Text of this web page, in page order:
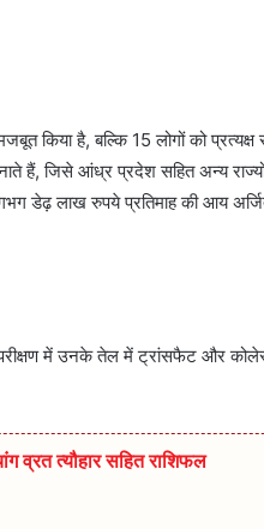
किया है, बल्कि 15 लोगों को प्रत्यक्ष
हैं, जिसे आंध्र प्रदेश सहित अन्य
डेढ़ लाख रुपये प्रतिमाह की आय
में उनके तेल में ट्रांसफैट और
त्यौहार सहित राशिफल